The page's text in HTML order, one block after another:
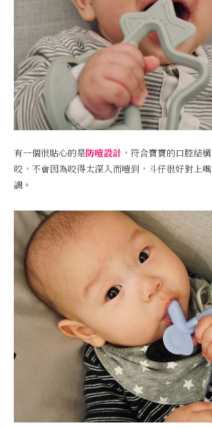
有一個很貼心的是防噎設計 ，符合寶寶的口腔結
咬，不會因為咬得太深入而噎到，斗仔很好對上
調。